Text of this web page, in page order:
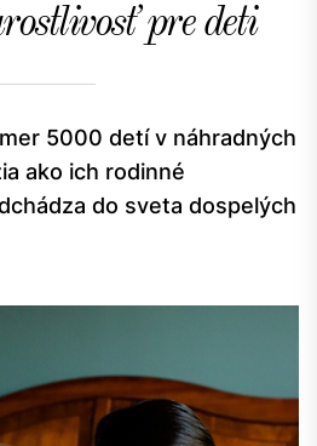
pre deti
5000 detí v náhradných
ako ich rodinné
do sveta dospelých